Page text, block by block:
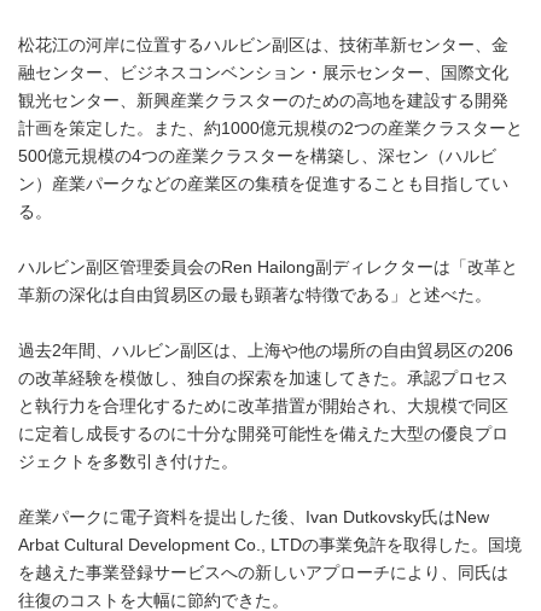
松花江の河岸に位置するハルビン副区は、技術革新センター、金
融センター、ビジネスコンベンション・展示センター、国際文化
観光センター、新興産業クラスターのための高地を建設する開発
計画を策定した。また、約1000億元規模の2つの産業クラスターと
500億元規模の4つの産業クラスターを構築し、深セン（ハルビ
ン）産業パークなどの産業区の集積を促進することも目指してい
る。
ハルビン副区管理委員会のRen Hailong副ディレクターは「改革と
革新の深化は自由貿易区の最も顕著な特徴である」と述べた。
過去2年間、ハルビン副区は、上海や他の場所の自由貿易区の206
の改革経験を模倣し、独自の探索を加速してきた。承認プロセス
と執行力を合理化するために改革措置が開始され、大規模で同区
に定着し成長するのに十分な開発可能性を備えた大型の優良プロ
ジェクトを多数引き付けた。
産業パークに電子資料を提出した後、Ivan Dutkovsky氏はNew
Arbat Cultural Development Co., LTDの事業免許を取得した。国境
を越えた事業登録サービスへの新しいアプローチにより、同氏は
往復のコストを大幅に節約できた。